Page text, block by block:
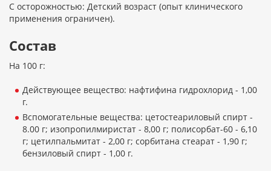
С осторожностью: Детский возраст (опыт клинического
применения ограничен).
Состав
На 100 г:
Действующее вещество: нафтифина гидрохлорид - 1,00
г.
Вспомогательные вещества: цетостеариловый спирт -
8.00 г; изопропилмиристат - 8,00 г; полисорбат-60 - 6,10
г; цетилпальмитат - 2,00 г; сорбитана стеарат - 1,90 г;
бензиловый спирт - 1,00 г.